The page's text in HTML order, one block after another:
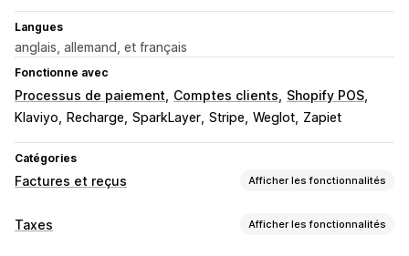
Langues
anglais, allemand, et français
Fonctionne avec
Processus de paiement Comptes clients
Shopify POS
Klaviyo
Recharge SparkLayer Stripe Weglot Zapiet
Catégories
Factures et reçus Afficher les fonctionnalités
Types de document
Taxes Afficher les fonctionnalités